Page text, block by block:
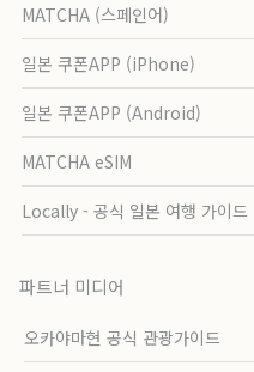
MATCHA (스페인어)
일본 쿠폰APP (iPhone)
일본 쿠폰APP (Android)
MATCHA eSIM
Locally - 공식 일본 여행 가이드
파트너 미디어
오카야마현 공식 관광가이드